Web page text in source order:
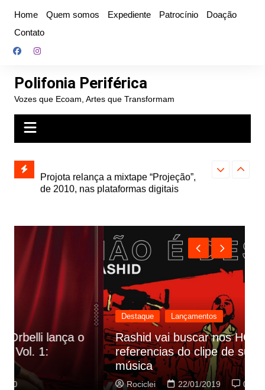
conteúdo
Home Quem somos Expediente Patrocínio
Doação
Contato
Polifonia Periférica
Vozes que Ecoam, Artes que Transformam
e abre
autoral,
de 2010, nas plataformas digitais
Farofa
Destaque Lançamentos
Rashid vai buscar nos HQs as
referencias do clipe de sua nova
22/01/2019 0